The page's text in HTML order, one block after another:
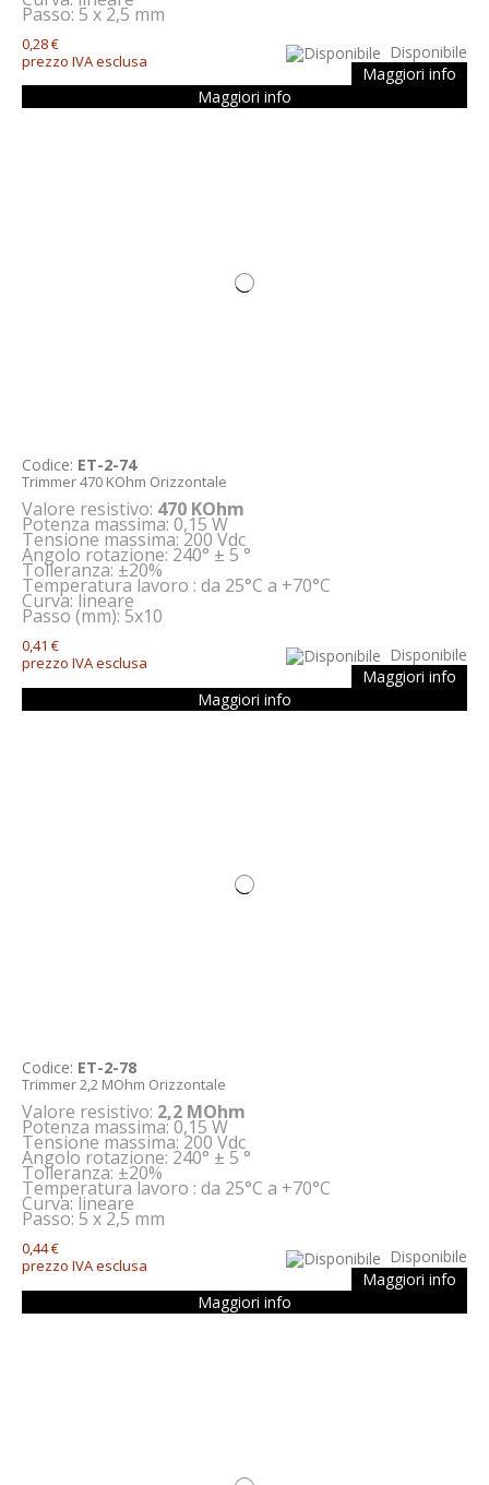
Passo: 5 x 2,5 mm
0,28 €
prezzo IVA esclusa
Disponibile
Maggiori info
Maggiori info
Codice: ET-2-74
Trimmer 470 KOhm Orizzontale
Valore resistivo: 470 KOhm
Potenza massima: 0,15 W
Tensione massima: 200 Vdc
Angolo rotazione: 240° ± 5 °
Tolleranza: ±20%
Temperatura lavoro : da 25°C a +70°C
Curva: lineare
Passo (mm): 5x10
0,41 €
prezzo IVA esclusa
Disponibile
Maggiori info
Maggiori info
Codice: ET-2-78
Trimmer 2,2 MOhm Orizzontale
Valore resistivo: 2,2 MOhm
Potenza massima: 0,15 W
Tensione massima: 200 Vdc
Angolo rotazione: 240° ± 5 °
Tolleranza: ±20%
Temperatura lavoro : da 25°C a +70°C
Curva: lineare
Passo: 5 x 2,5 mm
0,44 €
prezzo IVA esclusa
Disponibile
Maggiori info
Maggiori info